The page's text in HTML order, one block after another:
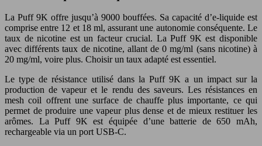
La Puff 9K offre jusqu’à 9000 bouffées. Sa capacité d’e-liquide est
comprise entre 12 et 18 ml, assurant une autonomie conséquente. Le
taux de nicotine est un facteur crucial. La Puff 9K est disponible
avec différents taux de nicotine, allant de 0 mg/ml (sans nicotine) à
20 mg/ml, voire plus. Choisir un taux adapté est essentiel.
Le type de résistance utilisé dans la Puff 9K a un impact sur la
production de vapeur et le rendu des saveurs. Les résistances en
mesh coil offrent une surface de chauffe plus importante, ce qui
permet de produire une vapeur plus dense et de mieux restituer les
arômes. La Puff 9K est équipée d’une batterie de 650 mAh,
rechargeable via un port USB-C.